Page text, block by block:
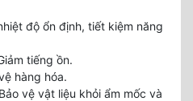
độ ổn định, tiết kiệm năng
tiếng ồn.
hàng hóa.
Bảo vệ vật liệu khỏi ẩm mốc và